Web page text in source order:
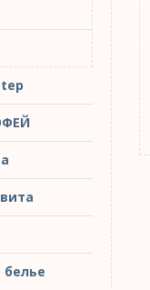
белье